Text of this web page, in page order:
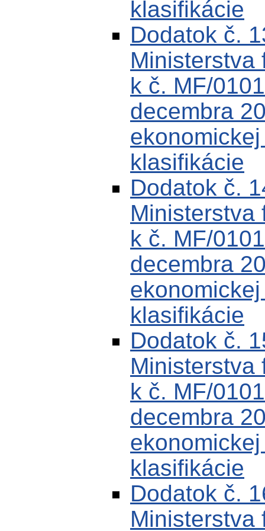
klasifikácie
Dodatok č.
Ministerstva
k č. MF/
decembra
klasifikácie
Dodatok č.
Ministerstva
k č. MF/
decembra
klasifikácie
Dodatok č.
Ministerstva
k č. MF/
decembra
klasifikácie
Dodatok č.
Ministerstva